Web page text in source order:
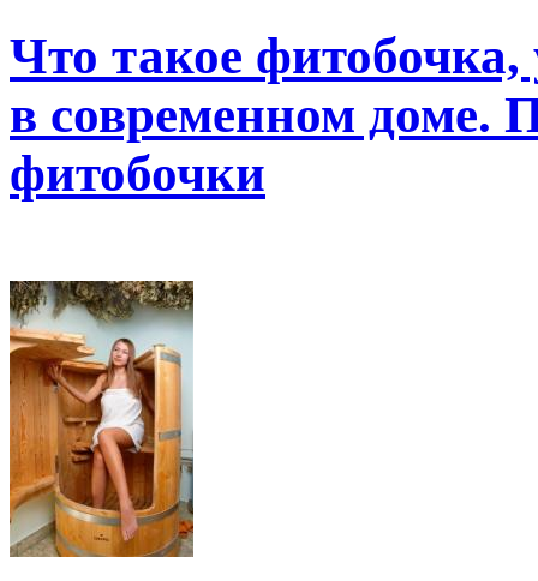
Что такое
в современном доме.
фитобочки